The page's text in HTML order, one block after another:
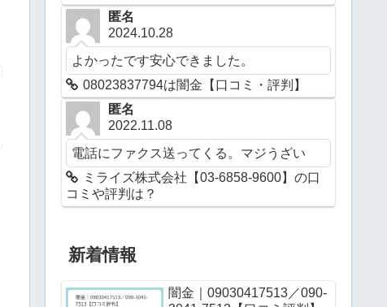
匿名
2024.10.28
よかったです安心できました。
08023837794は闇金【口コミ・評判】
匿名
2022.11.08
電話にファクス送ってくる。マジうざい
ミライズ株式会社【03-6858-9600】の口
コミや評判は？
新着情報
闇金｜09030417513／090-